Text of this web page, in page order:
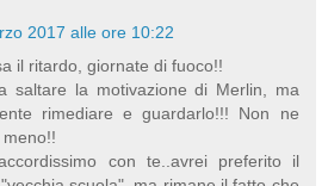
2017 alle ore 10:22
il ritardo, giornate di fuoco!!
saltare la motivazione di Merlin, ma
rimediare e guardarlo!!! Non ne
con te..avrei preferito il